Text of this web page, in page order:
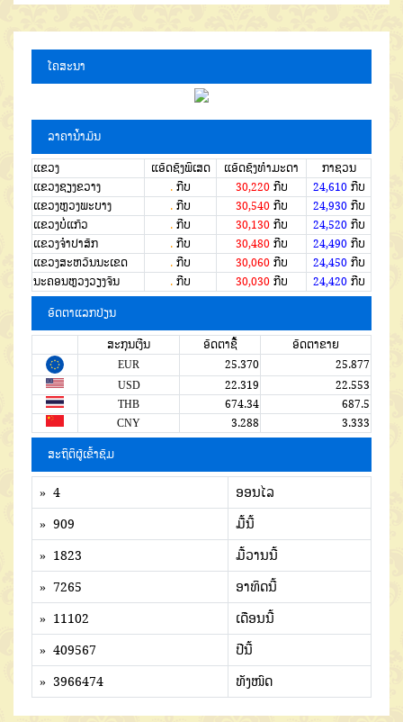
ໂຄສະນາ
ລາຄານໍ້າມັນ
ແຂວງ ແອັດຊັງພິເສດ ແອັດຊັງທຳມະດາ
ກາຊວນ
ແຂວງຊຽງຂວາງ
. ກີບ 30,220ກີບ 24,610ກີບ
ແຂວງຫຼວງພະບາງ
. ກີບ 30,540ກີບ 24,930ກີບ
ແຂວງບໍ່ແກ້ວ
. ກີບ 30,130ກີບ 24,520ກີບ
ແຂວງຈໍາປາສັກ
. ກີບ 30,480ກີບ 24,490ກີບ
ແຂວງສະຫວັນນະເຂດ
. ກີບ 30,060ກີບ 24,450ກີບ
ນະຄອນຫຼວງວຽງຈັນ
. ກີບ 30,030ກີບ 24,420ກີບ
ອັດຕາແລກປ່ຽນ
ສະກຸນເງີນ ອັດຕາຊື້
ອັດຕາຂາຍ
EUR
25.370
25.877
USD
22.319
22.553
THB
674.34
687.5
CNY
3.288 3.333
ສະຖິຕິຜູ້ເຂົ້າຊົມ
» 4
ອອນໄລ
» 909
ມື້ນີ້
» 1823
ມື້ວານນີ້
» 7265
ອາທິດນີ້
» 11102
ເດືອນນີ້
» 409567
ປີນີ້
» 3966474
ທັງໜົດ